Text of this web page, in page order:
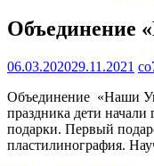
Объединение
06.03.202029.11.2021
Объединение «Наши
праздника дети
подарки. Первый
пластилинография.